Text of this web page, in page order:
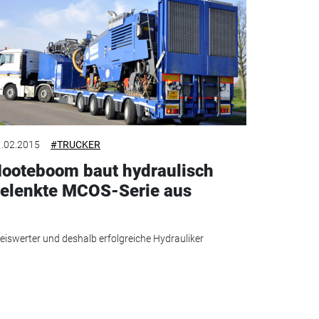
#TRUCKER
baut hydraulisch
MCOS-Serie aus
und deshalb erfolgreiche Hydrauliker